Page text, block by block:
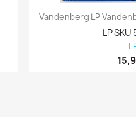
Vandenberg LP
LP